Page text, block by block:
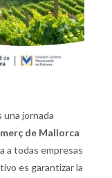
una jornada
de Mallorca
a todas empresas
es garantizar la